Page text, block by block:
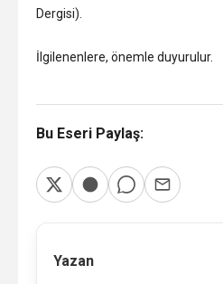
Dergisi).
İlgilenenlere, önemle duyurulur.
Bu Eseri Paylaş:
Yazan